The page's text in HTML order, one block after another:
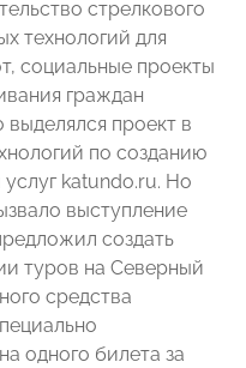
стрелкового
технологий для
социальные проекты
граждан
проект в
по созданию
услуг katundo.ru. Но
выступление
создать
туров на Северный
средства
одного билета за